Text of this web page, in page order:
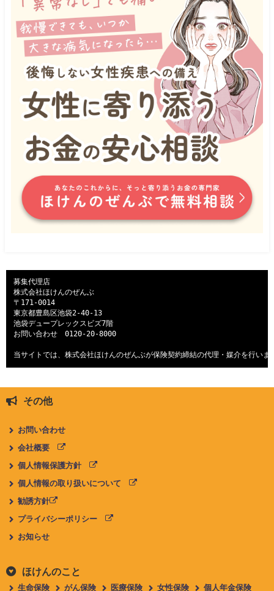
募集代理店
株式会社ほけんのぜんぶ
〒171-0014
東京都豊島区池袋2-40-13
池袋デュープレックスビズ7階
お問い合わせ 0120-20-8000
当サイトでは、株式会社ほけんのぜんぶが保険契約締結の代理・媒介を行いま
その他
お問い合わせ
会社概要
個人情報保護方針
個人情報の取り扱いについて
勧誘方針
プライバシーポリシー
お知らせ
ほけんのこと
生命保険 がん保険 医療保険 女性保険 個人年金保険